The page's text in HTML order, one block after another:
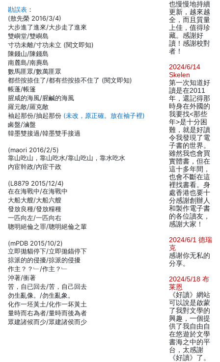
勘誤表 ：
(敖先榮 2016/3/4)
大步進了進來/大步走了進來
雙嶼堂/雙嶼島
寸功未離/寸功未立 (閱文即知)
陳錢山/陳錢島
南麓島/南麂島
數馬匪眾/數萬匪眾
都些按捺住了/都有些按捺不住了 (閱文即知)
帳蓬/帳篷
腥咸的海風/腥鹹的海風
羅元敵/羅克敵
袖起那份/抽起那份 (未改，原正確。放在袖子裡)
鹵盤/滷盤
韓墨雙接過/韓墨雙手接過
(maori 2016/2/5)
靠山吃山，靠山吃水/靠山吃山，靠水吃水
內宦幹政/內宦干政
(L8879 2015/12/4)
在在海戰中/在海戰中
大船大艘/大船六艘
發放良種/發放糧種
一匹向左/一匹向右
聰明絕倫之罪/聰明絕倫之輩
(mPDB 2015/10/2)
立即拋貓停下/立即拋錨停下
掠派的的侵擾/掠派的侵擾
作主？？﹂/作主？﹂
沖著/衝著
苦，自已回去/苦，自己回去
勿生亂像。/勿生亂象。
化作一坯黃土/化作一坏黃土
量時而右為者/量時而後為者
眾建諸候而少/眾建諸侯而少
也慢慢地持續
更新，越來越
全，而且質量
上佳，值得珍
藏。感謝好
讀！感謝校對
者！
2024/6/14
Skelen
第一次知道好
讀是在2011
年，還記得那
時身在外國的
我要找<那些
年>是十分困
難，就是好讀
令我發現了電
子書的世界。
雖然我也會買
實體書，但在
這十多年間，
也會不斷在這
裡找書看。身
處香港也要十
分感謝創辦人
和製作電子書
的各位讀友，
感謝大家！
2024/6/1 德瑞
克
感谢你无私的
分享。
2024/5/18 布
莱恩
《好讀》網站
可以說是啟蒙
了我對文學的
興趣，一個提
供了我自由自
在悠遊於文學
書海之中的平
台，太感謝
《好讀》了。